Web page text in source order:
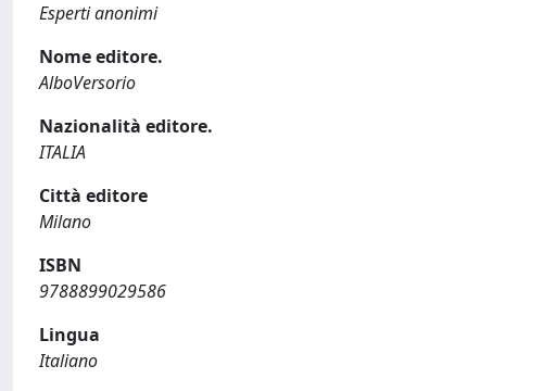
Esperti anonimi
Nome editore.
AlboVersorio
Nazionalità editore.
ITALIA
Città editore
Milano
ISBN
9788899029586
Lingua
Italiano